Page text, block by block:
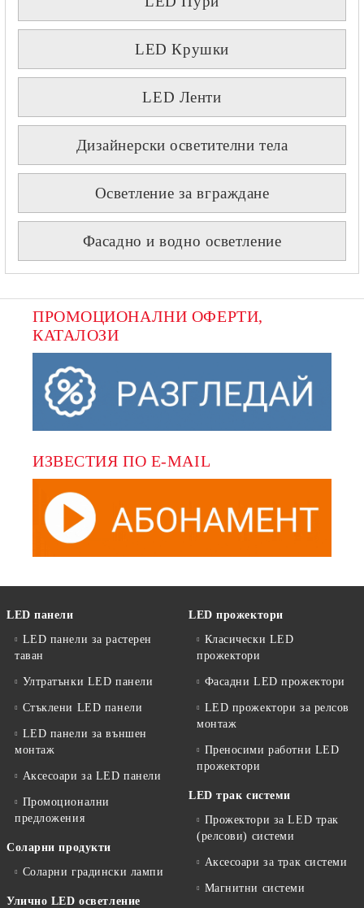
LED Крушки
LED Ленти
Дизайнерски осветителни тела
Осветление за вграждане
Фасадно и водно осветление
ПРОМОЦИОНАЛНИ ОФЕРТИ,
КАТАЛОЗИ
ИЗВЕСТИЯ ПО E-MAIL
LED панели
LED панели за растерен
таван
Ултратънки LED панели
Стъклени LED панели
LED панели за външен
монтаж
Аксесоари за LED панели
Промоционални
предложения
Соларни продукти
Соларни градински лампи
Улично LED осветление
LED прожектори
Класически LED
прожектори
Фасадни LED прожектори
LED прожектори за релсов
монтаж
Преносими работни LED
прожектори
LED трак системи
Прожектори за LED трак
(релсови) системи
Аксесоари за трак системи
Магнитни системи